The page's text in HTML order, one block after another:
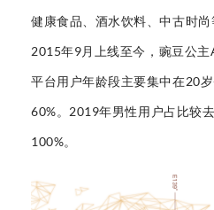
健康食品、酒水饮料、中古时尚
2015年9月上线至今，豌豆公
平台用户年龄段主要集中在20
60%。 2019年男性用户占比较
100%。